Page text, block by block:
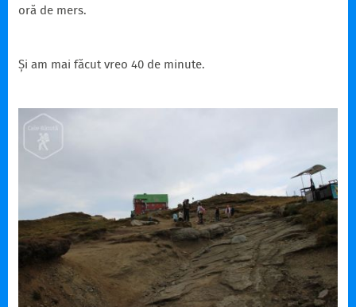
oră de mers.
Și am mai făcut vreo 40 de minute.